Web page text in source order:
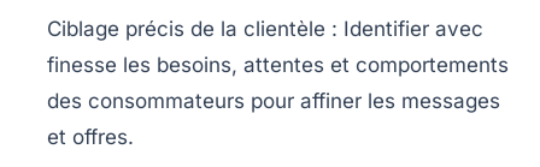
Ciblage précis de la clientèle : Identifier avec
finesse les besoins, attentes et comportements
des consommateurs pour affiner les messages
et offres.